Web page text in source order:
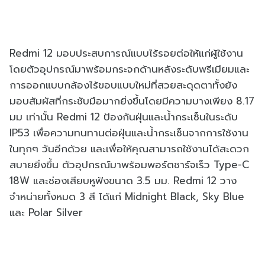
Redmi 12 มอบประสบการณ์แบบไร้รอยต่อให้แก่ผู้ใช้งาน
โดยตัวอุปกรณ์มาพร้อมกระจกด้านหลังระดับพรีเมียมและ
การออกแบบกล้องไร้ขอบแบบใหม่ที่สวยสะดุดตาทั้งยัง
มอบสัมผัสที่กระชับมือมากยิ่งขึ้นโดยมีความบางเพียง 8.17
มม เท่านั้น Redmi 12 ป้องกันฝุ่นและน้ำกระเซ็นในระดับ
IP53 เพื่อความทนทานต่อฝุ่นและน้ำกระเซ็นจากการใช้งาน
ในทุกๆ วันอีกด้วย และเพื่อให้คุณสามารถใช้งานได้สะดวก
สบายยิ่งขึ้น ตัวอุปกรณ์มาพร้อมพอร์ตชาร์จเร็ว Type-C
18W และช่องเสียบหูฟังขนาด 3.5 มม. Redmi 12 วาง
จำหน่ายทั้งหมด 3 สี ได้แก่ Midnight Black, Sky Blue
และ Polar Silver